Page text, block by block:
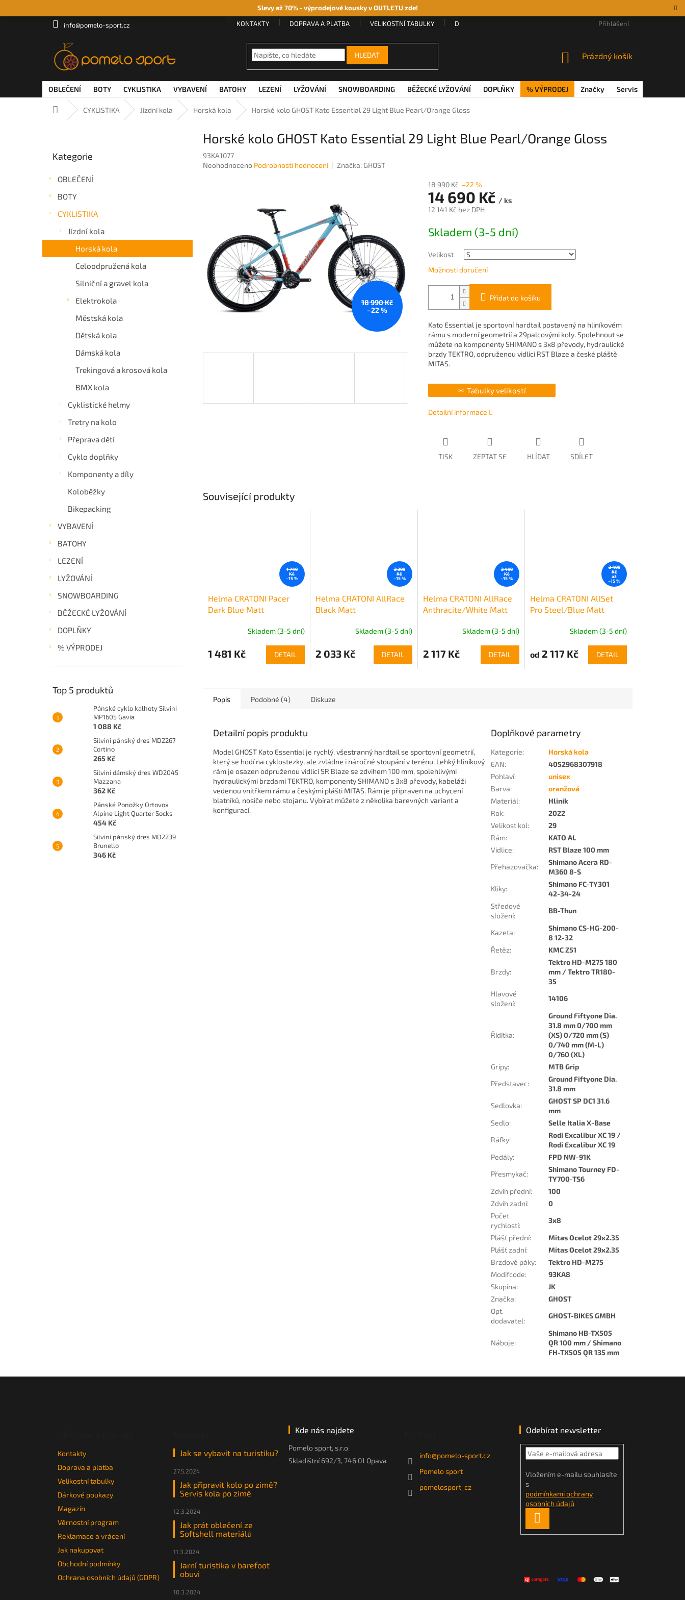
Slevy až 70% - výprodejové kousky v OUTLETU zde!
info@pomelo-sport.cz KONTAKTY DOPRAVA A PLATBA VELIKOSTNÍ TABULKY DÁRKOVÉ POUKAZY VĚRNOSTNÍ PROGRAM
Přihlášení
HLEDAT
NÁKUPNÍ
Prázdný košík
OBLEČENÍ BOTY CYKLISTIKA VYBAVENÍ BATOHY LEZENÍ LYŽOVÁNÍ SNOWBOARDING BĚŽECKÉ LYŽOVÁNÍ DOPLŇKY % VÝPRODEJ Značky Servis
Domů CYKLISTIKA Jízdní kola Horská kola Horské kolo GHOST Kato Essential 29 Light Blue Pearl/Orange Gloss
a
kategorie
Kategorie
OBLEČENÍ
BOTY
CYKLISTIKA
Jízdní kola
Horská kola
Celoodpružená kola
Silniční a gravel kola
Elektrokola
Městská kola
Dětská kola
Dámská kola
Trekingová a krosová kola
BMX kola
Cyklistické helmy
Tretry na kolo
Přeprava dětí
Cyklo doplňky
Komponenty a díly
Koloběžky
Bikepacking
VYBAVENÍ
BATOHY
LEZENÍ
LYŽOVÁNÍ
SNOWBOARDING
BĚŽECKÉ LYŽOVÁNÍ
DOPLŇKY
% VÝPRODEJ
Top 5 produktů
Pánské cyklo kalhoty Silvini
MP1605 Gavia
1 088 Kč
Silvini pánský dres MD2267
Cortino
265 Kč
Silvini dámský dres WD2045
Mazzana
362 Kč
Pánské Ponožky Ortovox
Alpine Light Quarter Socks
454 Kč
Silvini pánský dres MD2239
Brunello
346 Kč
Horské kolo GHOST Kato Essential 29 Light Blue Pearl/Orange Gloss
93KA1077
Průměrné
Neohodnoceno Podrobnosti hodnocení Značka: GHOST
18 990 Kč
–22 %
18 990 Kč –22 %
14 690 Kč / ks
12 141 Kč bez DPH
cena:
Skladem (3-5 dní)
Velikost
Možnosti doručení
Přidat do košíku
Kato Essential je sportovní hardtail postavený na hliníkovém
rámu s moderní geometrií a 29palcovými koly. Spolehnout se
můžete na komponenty SHIMANO s 3x8 převody, hydraulické
brzdy TEKTRO, odpruženou vidlici RST Blaze a české pláště
MITAS.
Tabulky velikostí
Detailní informace
TISK ZEPTAT SE HLÍDAT SDÍLET
Související produkty
1 749
Kč
–15 %
Helma CRATONI Pacer
Dark Blue Matt
Skladem (3-5 dní)
1 481 Kč DETAIL
2 399
Kč
–15 %
Helma CRATONI AllRace
Black Matt
Skladem (3-5 dní)
2 033 Kč DETAIL
2 499
Kč
–15 %
Helma CRATONI AllRace
Anthracite/White Matt
Skladem (3-5 dní)
2 117 Kč DETAIL
2 499
Kč
až
–15 %
Helma CRATONI AllSet
Pro Steel/Blue Matt
Skladem (3-5 dní)
od 2 117 Kč DETAIL
Popis Podobné (4) Diskuze
Detailní popis produktu
Model GHOST Kato Essential je rychlý, všestranný hardtail se sportovní geometrií,
který se hodí na cyklostezky, ale zvládne i náročné stoupání v terénu. Lehký hliníkový
rám je osazen odpruženou vidlicí SR Blaze se zdvihem 100 mm, spolehlivými
hydraulickými brzdami TEKTRO, komponenty SHIMANO s 3x8 převody, kabeláži
vedenou vnitřkem rámu a českými plášti MITAS. Rám je připraven na uchycení
blatníků, nosiče nebo stojanu. Vybírat můžete z několika barevných variant a
konfigurací.
Doplňkové parametry
Kategorie:
Horská kola
EAN:
4052968307918
Pohlaví:
unisex
Barva:
oranžová
Materiál:
Hliník
Rok:
2022
Velikost kol:
29
Rám:
KATO AL
Vidlice:
RST Blaze 100 mm
Přehazovačka:
Shimano Acera RD-
M360 8-S
Kliky:
Shimano FC-TY301
42-34-24
Středové
složení:
BB-Thun
Kazeta:
Shimano CS-HG-200-
8 12-32
Řetěz: KMC Z51
Brzdy:
Tektro HD-M275 180
mm / Tektro TR180-
35
Hlavové
složení:
14106
Řídítka:
Ground Fiftyone Dia.
31.8 mm 0/700 mm
(XS) 0/720 mm (S)
0/740 mm (M-L)
0/760 (XL)
Gripy:
MTB Grip
Představec:
Ground Fiftyone Dia.
31.8 mm
Sedlovka:
GHOST SP DC1 31.6
mm
Sedlo:
Selle Italia X-Base
Ráfky:
Rodi Excalibur XC 19 /
Rodi Excalibur XC 19
Pedály:
FPD NW-91K
Přesmykač:
Shimano Tourney FD-
TY700-TS6
Zdvih přední:
100
Zdvih zadní:
0
Počet
rychlostí:
3x8
Plášť přední:
Mitas Ocelot 29x2.35
Plášť zadní:
Mitas Ocelot 29x2.35
Brzdové páky:
Tektro HD-M275
Modifcode:
93KA8
Skupina:
JK
Značka:
GHOST
Opt.
dodavatel:
GHOST-BIKES GMBH
Náboje:
Shimano HB-TX505
QR 100 mm / Shimano
FH-TX505 QR 135 mm
Kontakty
Doprava a platba
Velikostní tabulky
Dárkové poukazy
Magazín
Věrnostní program
Reklamace a vrácení
Jak nakupovat
Obchodní podmínky
Ochrana osobních údajů (GDPR)
Jak se vybavit na turistiku?
27.5.2024
Jak připravit kolo po zimě?
Servis kola po zimě
12.3.2024
Jak prát oblečení ze
Softshell materiálů
11.3.2024
Jarní turistika v barefoot
obuvi
10.3.2024
Kde nás najdete
Pomelo sport, s.r.o.
Skladištní 692/3, 746 01 Opava
info@pomelo-sport.cz
Pomelo sport
pomelosport_cz
Odebírat newsletter
Vložením e-mailu souhlasíte
s
podmínkami ochrany
osobních údajů
SE